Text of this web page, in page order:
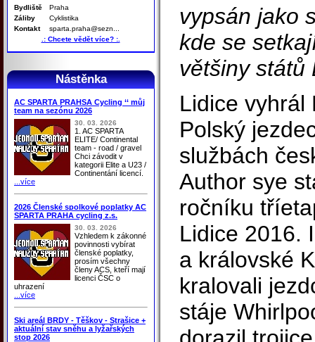
Bydliště
Praha
Záliby
Cyklistika
Kontakt
sparta.praha@sezn...
.: Chcete vědět více? :.
Nástěnka
AC SPARTA PRAHSA Cycling ‘‘ můj
team na sezónu 2026
30. 03. 2026
1. AC SPARTA
ELITE/ Continental
team - road / gravel
Chci závodit v
kategorii Elite a U23 /
Continentání licencí.
...více
2026 Členské spolkové poplatky AC
SPARTA PRAHA cycling z.s.
30. 03. 2026
Vzhledem k zákonné
povinnosti vybírat
členské poplatky,
prosím všechny
členy ACS, kteří mají
licenci ČSC o
uhrazení
...více
Ski areál BRDY - Těškov - Strašice +
aktuální stav sněhu a lyžařských
stop 2026
vypsán jako
kde se
většiny států
Lidice vyhrál
Polský
službách
Author sye
ročníku
Lidice 2016.
a královské
kralovali
stáje